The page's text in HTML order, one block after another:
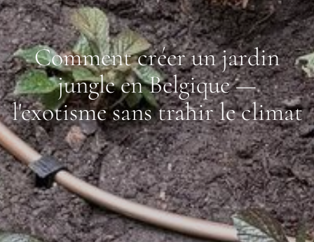
Comment créer un jardin
jungle en Belgique —
l'exotisme sans trahir le climat